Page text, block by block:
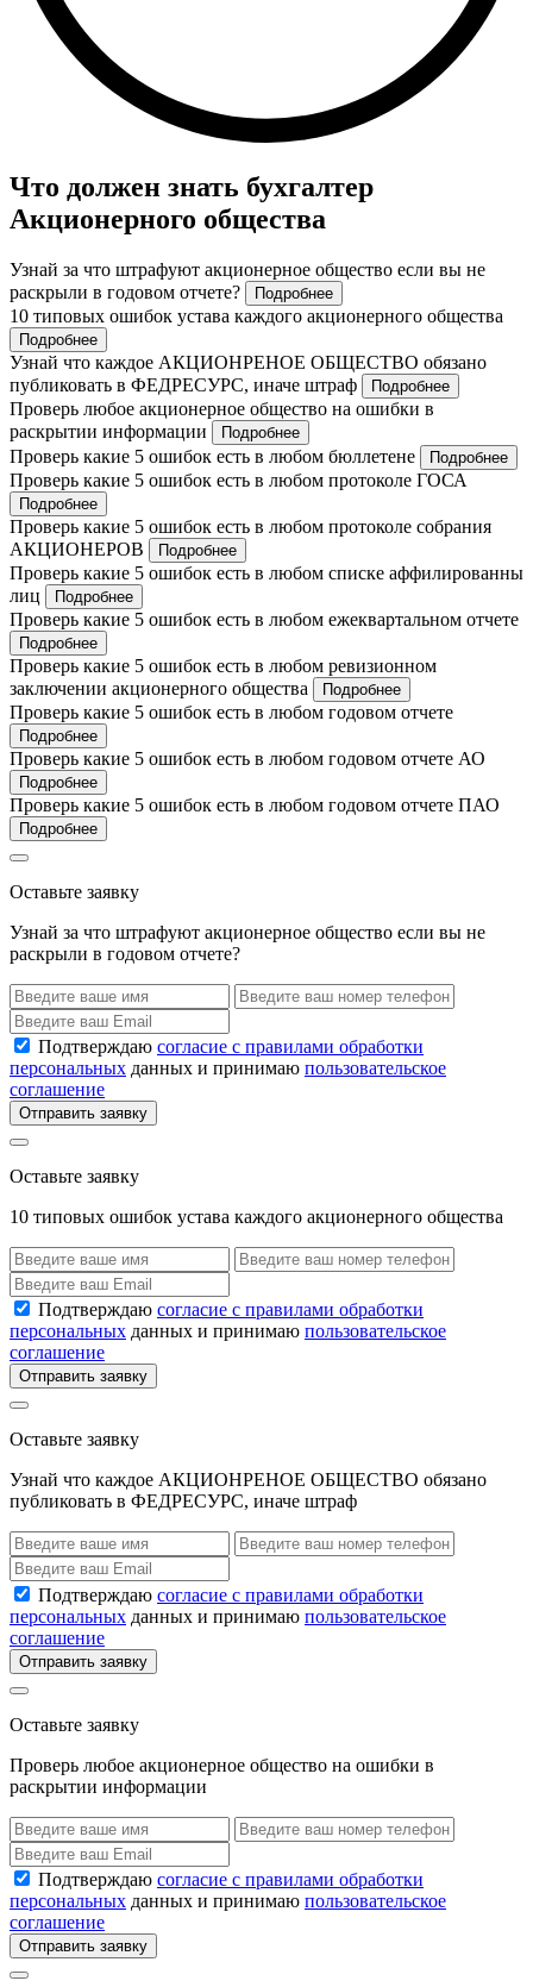
Что должен знать бухгалтер
Акционерного общества
Узнай за что штрафуют акционерное общество если вы не
раскрыли в годовом отчете?
Подробнее
10 типовых ошибок устава каждого акционерного общества
Подробнее
Узнай что каждое АКЦИОНРЕНОЕ ОБЩЕСТВО обязано
публиковать в ФЕДРЕСУРС, иначе штраф
Подробнее
Проверь любое акционерное общество на ошибки в
раскрытии информации
Подробнее
Проверь какие 5 ошибок есть в любом бюллетене Подробнее
Проверь какие 5 ошибок есть в любом протоколе ГОСА
Подробнее
Проверь какие 5 ошибок есть в любом протоколе собрания
АКЦИОНЕРОВ
Подробнее
Проверь какие 5 ошибок есть в любом списке аффилированны
лиц
Подробнее
Проверь какие 5 ошибок есть в любом ежеквартальном отчете
Подробнее
Проверь какие 5 ошибок есть в любом ревизионном
заключении акционерного общества
Подробнее
Проверь какие 5 ошибок есть в любом годовом отчете
Подробнее
Проверь какие 5 ошибок есть в любом годовом отчете АО
Подробнее
Проверь какие 5 ошибок есть в любом годовом отчете ПАО
Подробнее
Оставьте заявку
Узнай за что штрафуют акционерное общество если вы не
раскрыли в годовом отчете?
Подтверждаю согласие с правилами обработки
персональных данных и принимаю пользовательское
соглашение
Отправить заявку
Оставьте заявку
10 типовых ошибок устава каждого акционерного общества
Подтверждаю согласие с правилами обработки
персональных данных и принимаю пользовательское
соглашение
Отправить заявку
Оставьте заявку
Узнай что каждое АКЦИОНРЕНОЕ ОБЩЕСТВО обязано
публиковать в ФЕДРЕСУРС, иначе штраф
Подтверждаю согласие с правилами обработки
персональных данных и принимаю пользовательское
соглашение
Отправить заявку
Оставьте заявку
Проверь любое акционерное общество на ошибки в
раскрытии информации
Подтверждаю согласие с правилами обработки
персональных данных и принимаю пользовательское
соглашение
Отправить заявку